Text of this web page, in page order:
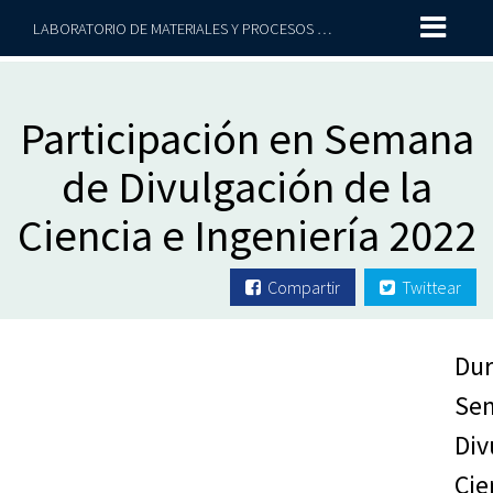
LABORATORIO DE MATERIALES Y PROCESOS SUSTENTABLES
Participación en Semana
de Divulgación de la
Ciencia e Ingeniería 2022
Compartir Twittear